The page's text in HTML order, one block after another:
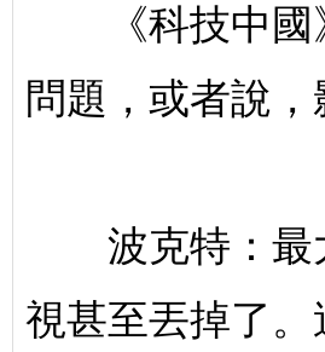
《科技中國》
問題，或者說
波克特：最大
視甚至丟掉了